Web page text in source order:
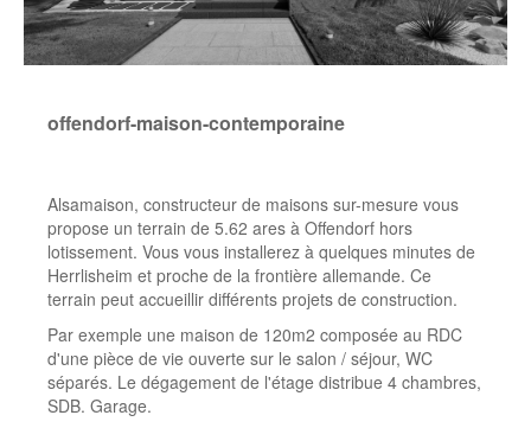
offendorf-maison-contemporaine
Alsamaison, constructeur de maisons sur-mesure vous
propose un terrain de 5.62 ares à Offendorf hors
lotissement. Vous vous installerez à quelques minutes de
Herrlisheim et proche de la frontière allemande. Ce
terrain peut accueillir différents projets de construction.
Par exemple une maison de 120m2 composée au RDC
d'une pièce de vie ouverte sur le salon / séjour, WC
séparés. Le dégagement de l'étage distribue 4 chambres,
SDB. Garage.